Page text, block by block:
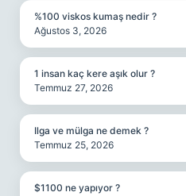
%100 viskos kumaş nedir ?
Ağustos 3, 2026
1 insan kaç kere aşık olur ?
Temmuz 27, 2026
Ilga ve mülga ne demek ?
Temmuz 25, 2026
$1100 ne yapıyor ?